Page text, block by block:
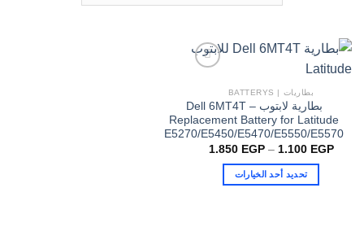
بطاريات | BATTERYS
بطارية لابتوب Dell 6MT4T –
Replacement Battery for Latitude
E5270/E5450/E5470/E5550/E5570
1.100 EGP
–
1.850 EGP
تحديد أحد الخيارات